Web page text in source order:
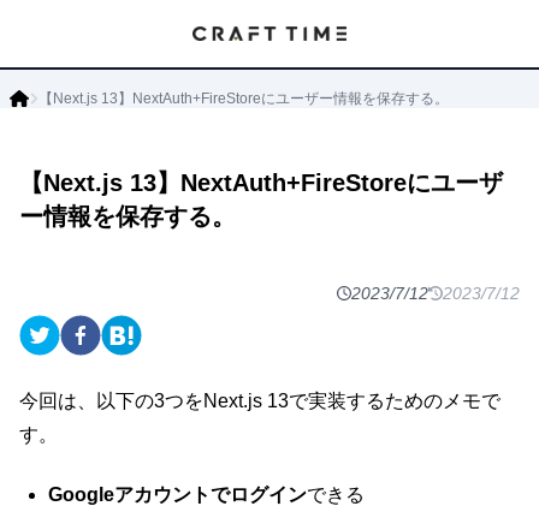
【Next.js 13】NextAuth+FireStoreにユーザー情報を保存する。
【Next.js 13】NextAuth+FireStoreにユーザ
ー情報を保存する。
2023/7/12 2023/7/12
今回は、以下の3つをNext.js 13で実装するためのメモで
す。
Googleアカウントでログインできる